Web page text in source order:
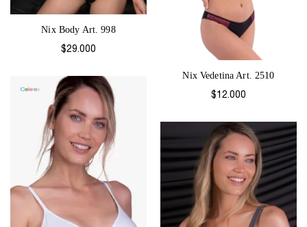
Nix Body Art. 998
$29.000
Nix Vedetina Art. 2510
$12.000